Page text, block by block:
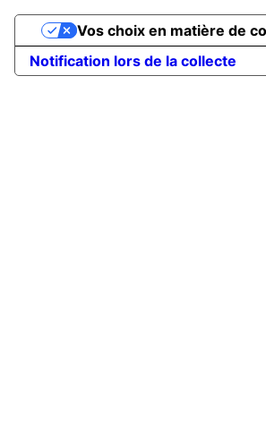
Notification lors de la collecte
Vos choix en matière de